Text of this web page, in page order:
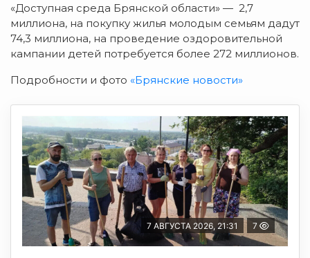
«Доступная среда Брянской области» — 2,7
миллиона, на покупку жилья молодым семьям дадут
74,3 миллиона, на проведение оздоровительной
кампании детей потребуется более 272 миллионов.
Подробности и фото «Брянские новости»
7 АВГУСТА 2026, 21:31 7